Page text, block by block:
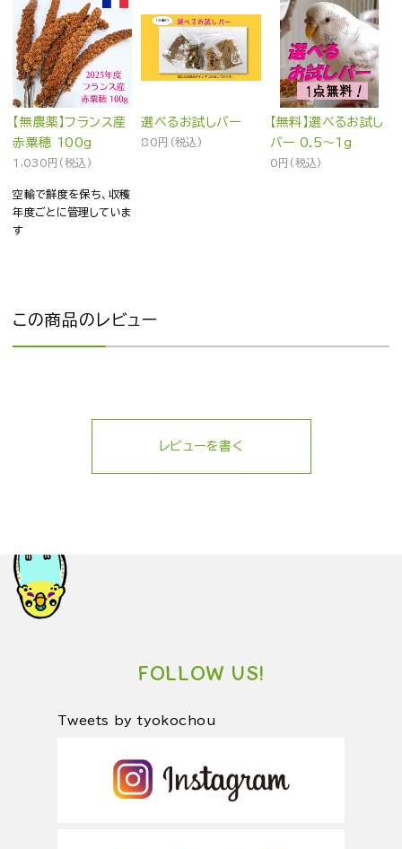
【無農薬】フランス産
赤粟穂 100g
1,030円(税込)
空輸で鮮度を保ち、収穫
年度ごとに管理していま
す
選べるお試しバー
80円(税込)
【無料】選べるお試し
バー 0.5～1g
0円(税込)
この商品のレビュー
レビューを書く
FOLLOW US!
Tweets by tyokochou